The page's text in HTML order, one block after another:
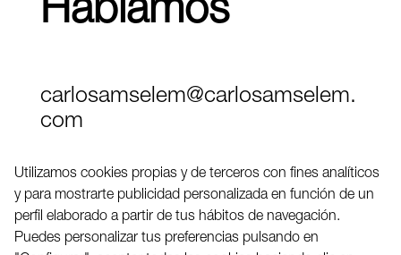
Hablamos
carlosamselem@carlosamselem.
com
Twitter
LinkedIN
Utilizamos cookies propias y de terceros con fines analíticos
y para mostrarte publicidad personalizada en función de un
perfil elaborado a partir de tus hábitos de navegación.
Puedes personalizar tus preferencias pulsando en